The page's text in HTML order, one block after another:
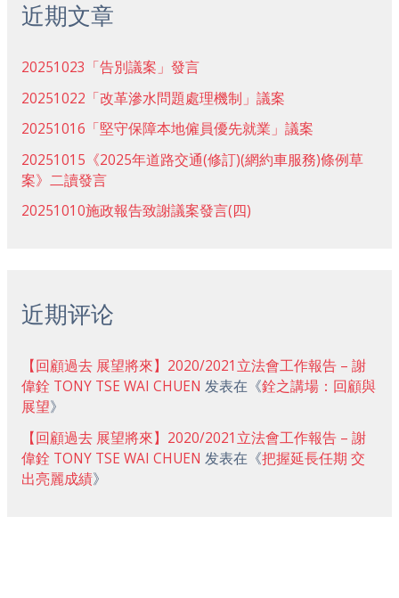
近期文章
20251023「告別議案」發言
20251022「改革滲水問題處理機制」議案
20251016「堅守保障本地僱員優先就業」議案
20251015《2025年道路交通(修訂)(網約車服務)條例草
案》二讀發言
20251010施政報告致謝議案發言(四)
近期评论
【回顧過去 展望將來】2020/2021立法會工作報告 – 謝
偉銓 TONY TSE WAI CHUEN 发表在《銓之講場：回顧與
展望》
【回顧過去 展望將來】2020/2021立法會工作報告 – 謝
偉銓 TONY TSE WAI CHUEN 发表在《把握延長任期 交
出亮麗成績》